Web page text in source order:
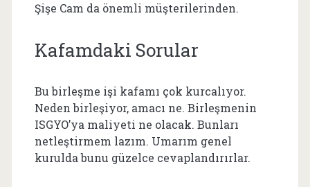
Şişe Cam da önemli müşterilerinden.
Kafamdaki Sorular
Bu birleşme işi kafamı çok kurcalıyor.
Neden birleşiyor, amacı ne. Birleşmenin
ISGYO’ya maliyeti ne olacak. Bunları
netleştirmem lazım. Umarım genel
kurulda bunu güzelce cevaplandırırlar.